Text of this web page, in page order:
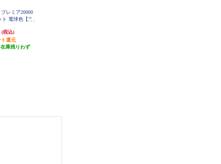
プレミア20000
ト 電球色【丸
(税込)
ト還元
庫残りわず